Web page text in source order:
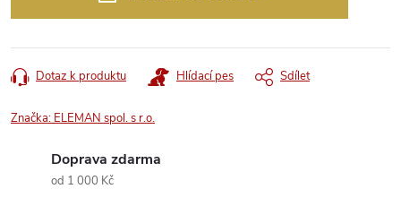
Dotaz k produktu Hlídací pes Sdílet
Značka: ELEMAN spol. s r.o.
Doprava zdarma
od 1 000 Kč